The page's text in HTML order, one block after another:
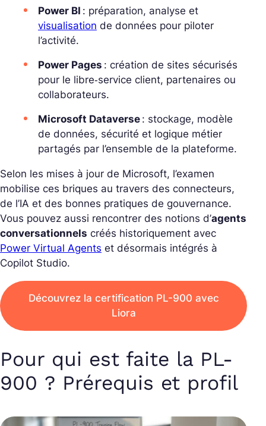
Power BI : préparation, analyse et
visualisation de données pour piloter
l’activité.
Power Pages : création de sites sécurisés
pour le libre‑service client, partenaires ou
collaborateurs.
Microsoft Dataverse : stockage, modèle
de données, sécurité et logique métier
partagés par l’ensemble de la plateforme.
Selon les mises à jour de Microsoft, l’examen
mobilise ces briques au travers des connecteurs,
de l’IA et des bonnes pratiques de gouvernance.
Vous pouvez aussi rencontrer des notions d’agents
conversationnels créés historiquement avec
Power Virtual Agents et désormais intégrés à
Copilot Studio.
Découvrez la certification PL-900 avec
Liora
Pour qui est faite la PL-
900 ? Prérequis et profil